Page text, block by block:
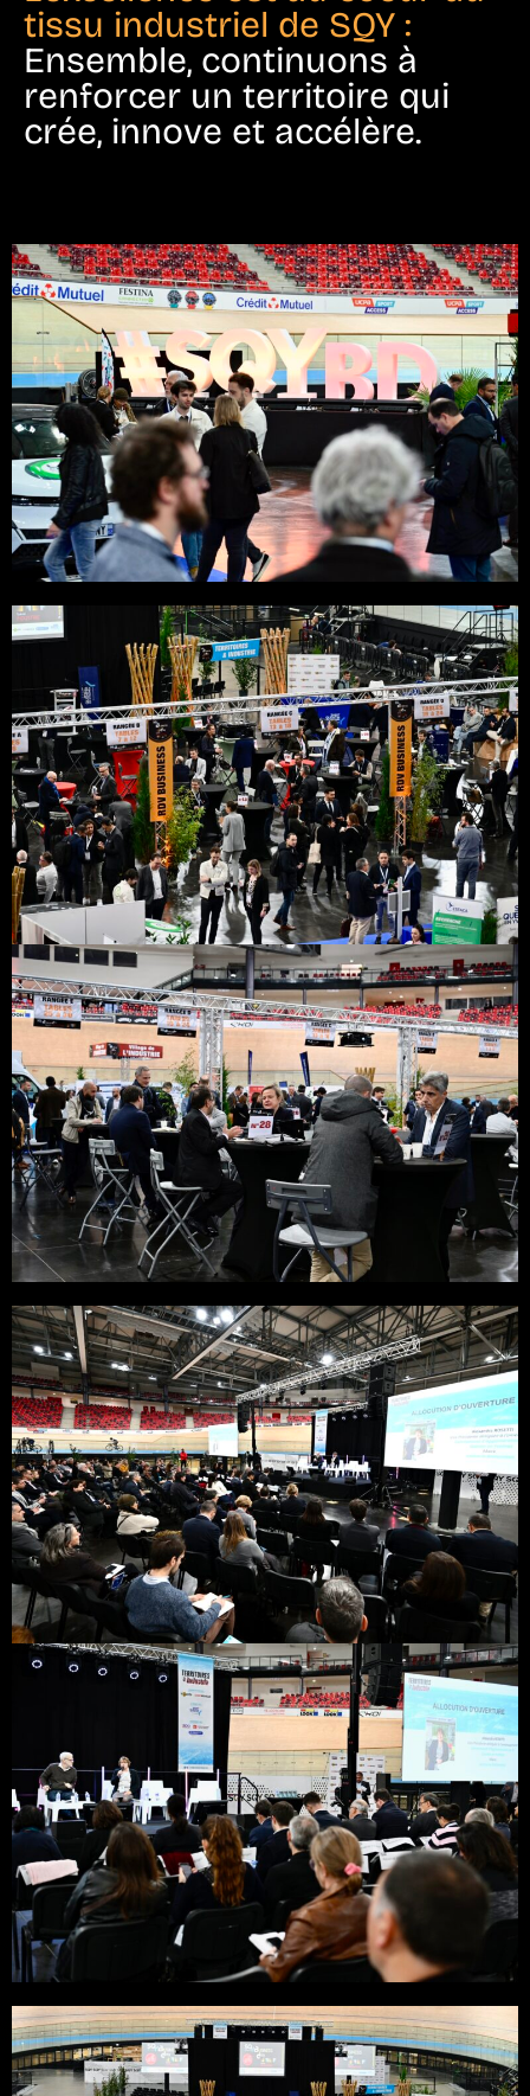
tissu industriel de SQY :
Ensemble, continuons à
renforcer un territoire qui
crée, innove et accélère.